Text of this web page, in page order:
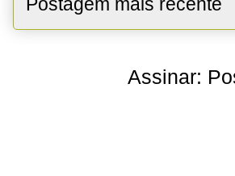
Postagem mais recente
Assinar: